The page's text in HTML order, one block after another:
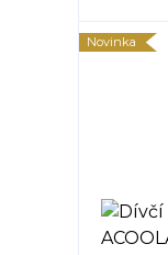
Novinka